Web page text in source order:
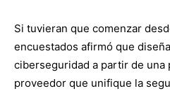
Si tuvieran que comenzar
encuestados afirmó que
ciberseguridad a partir de una
proveedor que unifique la